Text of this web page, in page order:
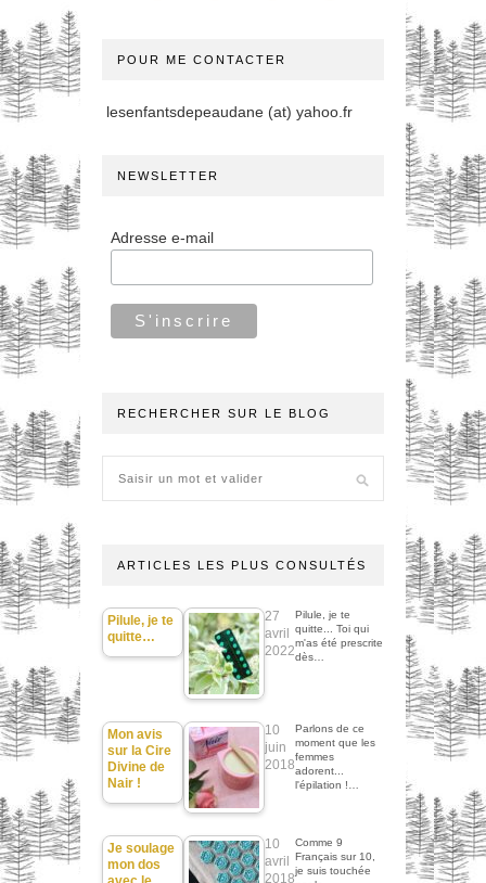
POUR ME CONTACTER
lesenfantsdepeaudane (at) yahoo.fr
NEWSLETTER
Adresse e-mail
RECHERCHER SUR LE BLOG
ARTICLES LES PLUS CONSULTÉS
Pilule, je te
quitte…
27
avril
2022
Pilule, je te
quitte... Toi qui
m'as été prescrite
dès…
Mon avis
sur la Cire
Divine de
Nair !
10
juin
2018
Parlons de ce
moment que les
femmes
adorent...
l'épilation !…
Je soulage
mon dos
10
avril
2018
Comme 9
Français sur 10,
je suis touchée